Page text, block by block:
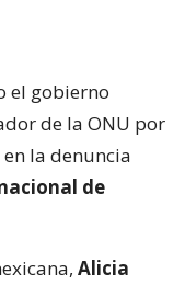
el gobierno
de la ONU por
la denuncia
de
Alicia